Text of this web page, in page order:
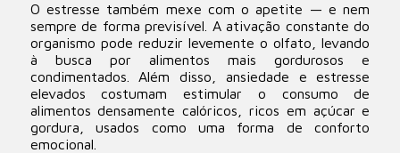
O estresse também mexe com o apetite — e nem
sempre de forma previsível. A ativação constante do
organismo pode reduzir levemente o olfato, levando
à busca por alimentos mais gordurosos e
condimentados. Além disso, ansiedade e estresse
elevados costumam estimular o consumo de
alimentos densamente calóricos, ricos em açúcar e
gordura, usados como uma forma de conforto
emocional.